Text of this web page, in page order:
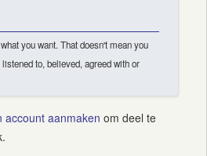
you want. That doesn't mean you
to, believed, agreed with or
account aanmaken om deel te